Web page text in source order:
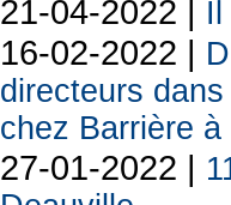
21-04-2022 | Il
16-02-2022 |
directeurs
chez Barrière
27-01-2022 |